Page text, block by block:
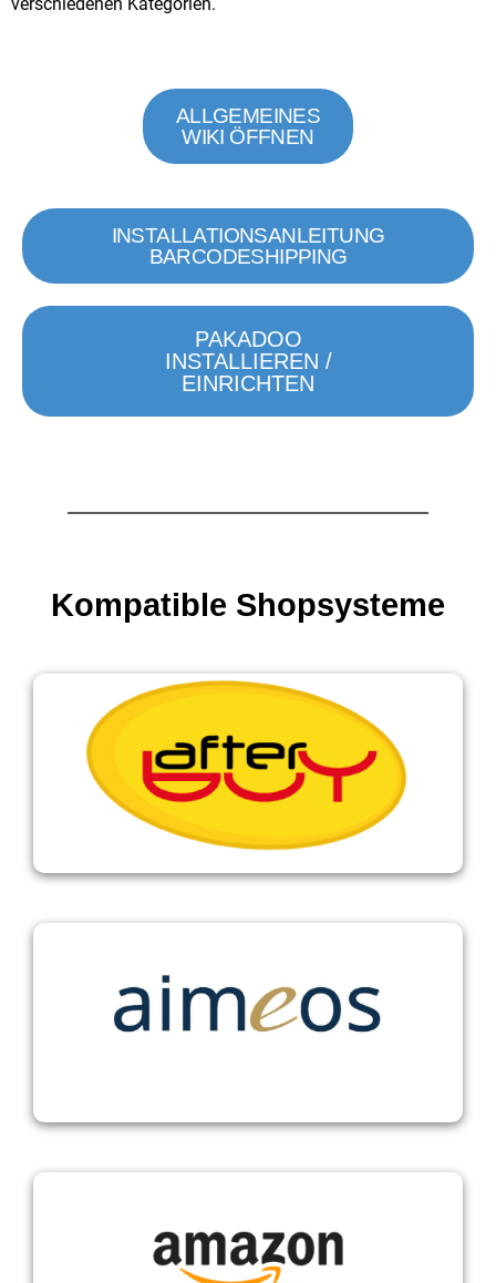
ALLGEMEINES
WIKI ÖFFNEN
INSTALLATIONSANLEITUNG
BARCODESHIPPING
PAKADOO
INSTALLIEREN /
EINRICHTEN
Kompatible Shopsysteme
Afterbuy
Aimeos
Jetzt anfragen
Amazon Shop